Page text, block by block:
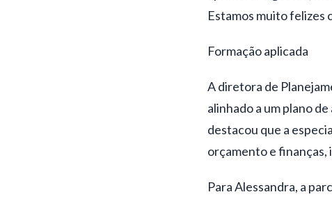
Estamos muito felizes
Formação aplicada
A diretora de
alinhado a um plano
destacou que a
orçamento e finanças,
Para Alessandra, a